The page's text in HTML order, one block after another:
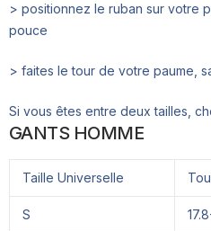
> positionnez le ruban sur votre
pouce
> faites le tour de votre paume,
Si vous êtes entre deux tailles,
GANTS HOMME
Taille Universelle
S